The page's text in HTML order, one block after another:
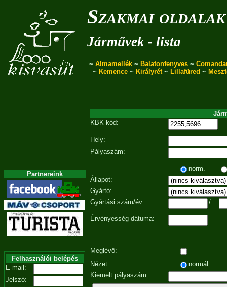
Szakmai oldalak
Járművek - lista
~ Almamellék ~ Balatonfenyves ~
~ Kemence~ Királyrét~ Lillafüred ~
Partnereink
Felhasználói belépés
E-mail:
Jelszó:
KBK kód:
Hely:
Pályaszám:
norm.
Állapot:
Gyártó:
Gyártási szám/év:
/
Érvényesség dátuma:
Meglévő:
Nézet:
normál
Kiemelt pályaszám: